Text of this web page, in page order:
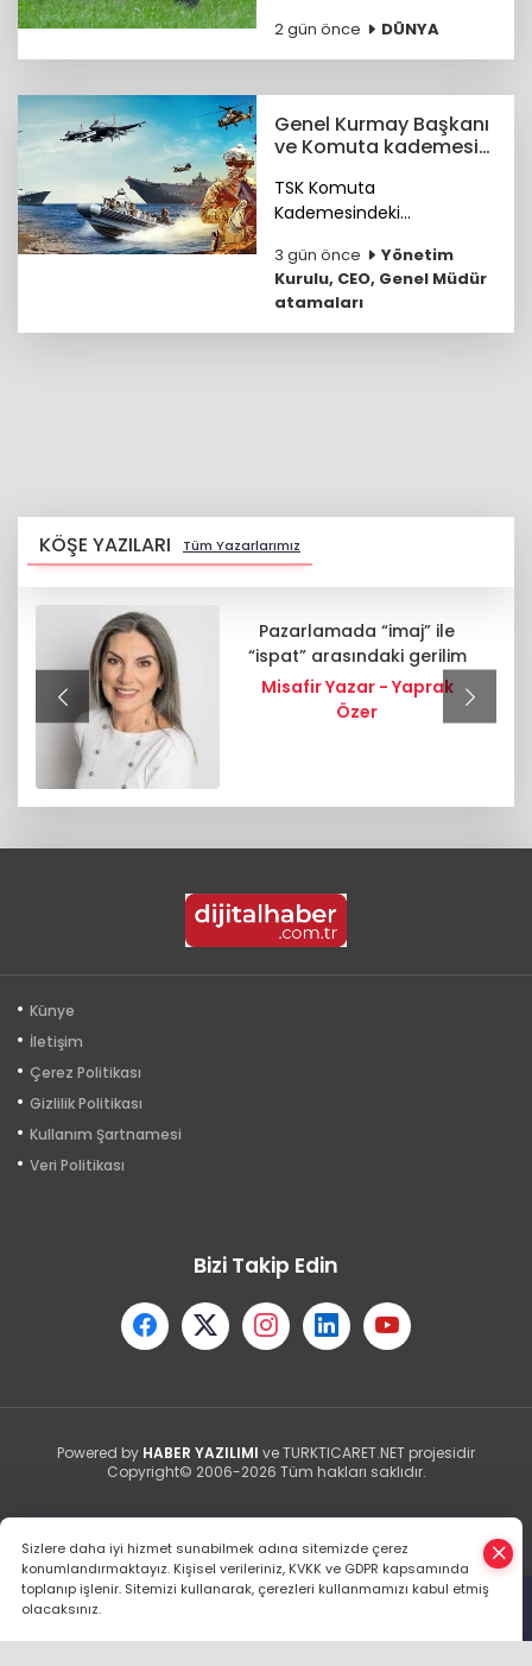
Anasayfa Haber Ara Yazarlar İhbar Hattı
büyüklüğündeki süt
ürünleri sektörüyle “Dünya
ünvanını kazandı.
2 gün önce DÜNYA
Genel Kurmay Başkanı
ve Komuta kademesi
TSK Komuta
Kademesindeki
haberimizde...
3 gün önce
Yönetim
Kurulu, CEO, Genel Müdür
atamaları
KÖŞE YAZILARI Tüm Yazarlarımız
Pazarlamada “imaj” ile
“ispat” arasındaki gerilim
Misafir Yazar - Yaprak
Özer
Künye
İletişim
Çerez Politikası
Gizlilik Politikası
Kullanım Şartnamesi
Veri Politikası
Bizi Takip Edin
Powered by HABER YAZILIMI ve TURKTICARET.NET projesidir
Copyright© 2006-2026 Tüm hakları saklıdır.
Sizlere daha iyi hizmet sunabilmek adına sitemizde çerez
konumlandırmaktayız. Kişisel verileriniz, KVKK ve GDPR kapsamında
toplanıp işlenir. Sitemizi kullanarak, çerezleri kullanmamızı kabul etmiş
olacaksınız.